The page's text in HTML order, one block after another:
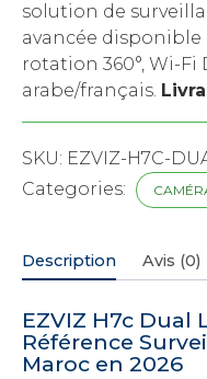
solution de
avancée
rotation 360°, Wi-
arabe/français.
SKU: EZVIZ-H7C-
Categories:
Description Avis (0)
EZVIZ H7c Dual
Référence
Maroc en 2026